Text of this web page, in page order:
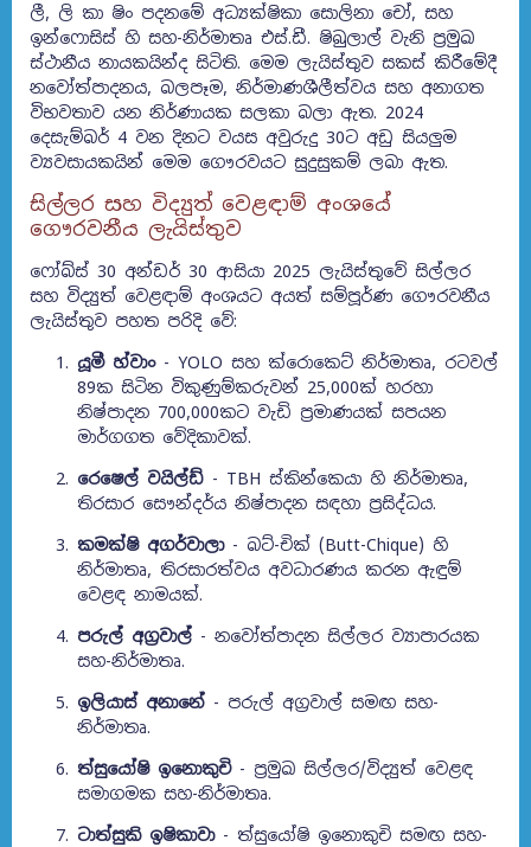
ලී, ලි කා ෂිං පදනමේ අධ්‍යක්ෂිකා සොලිනා චෝ, සහ
ඉන්ෆොසිස් හි සහ-නිර්මාතෘ එස්.ඩී. ෂිබුලාල් වැනි ප්‍රමුඛ
ස්ථානීය නායකයින්ද සිටිති. මෙම ලැයිස්තුව සකස් කිරීමේදී
නවෝත්පාදනය, බලපෑම, නිර්මාණශීලීත්වය සහ අනාගත
විභවතාව යන නිර්ණායක සලකා බලා ඇත. 2024
දෙසැම්බර් 4 වන දිනට වයස අවුරුදු 30ට අඩු සියලුම
ව්‍යවසායකයින් මෙම ගෞරවයට සුදුසුකම් ලබා ඇත.
සිල්ලර සහ විද්‍යුත් වෙළඳාම් අංශයේ
ගෞරවනීය ලැයිස්තුව
ෆෝබ්ස් 30 අන්ඩර් 30 ආසියා 2025 ලැයිස්තුවේ සිල්ලර
සහ විද්‍යුත් වෙළඳාම් අංශයට අයත් සම්පූර්ණ ගෞරවනීය
ලැයිස්තුව පහත පරිදි වේ:
යූමී හ්වාං- YOLO සහ ක්රොකෙට් නිර්මාතෘ, රටවල්
89ක සිටින විකුණුම්කරුවන් 25,000ක් හරහා
නිෂ්පාදන 700,000කට වැඩි ප්‍රමාණයක් සපයන
මාර්ගගත වේදිකාවක්.
රෙෂෙල් වයිල්ඩ් - TBH ස්කින්කෙයා හි නිර්මාතෘ,
තිරසාර සෞන්දර්ය නිෂ්පාදන සඳහා ප්‍රසිද්ධය.
කමක්ෂි අගර්වාලා- බට්-චික් (Butt-Chique) හි
නිර්මාතෘ, තිරසාරත්වය අවධාරණය කරන ඇඳුම්
වෙළඳ නාමයක්.
පරුල් අග්‍රවාල් - නවෝත්පාදන සිල්ලර ව්‍යාපාරයක
සහ-නිර්මාතෘ.
ඉලියාස් අනානේ - පරුල් අග්‍රවාල් සමඟ සහ-
නිර්මාතෘ.
ත්සුයෝෂි ඉනොකුචි- ප්‍රමුඛ සිල්ලර/විද්‍යුත් වෙළඳ
සමාගමක සහ-නිර්මාතෘ.
ටාත්සුකි ඉෂිකාවා- ත්සුයෝෂි ඉනොකුචි සමඟ සහ-